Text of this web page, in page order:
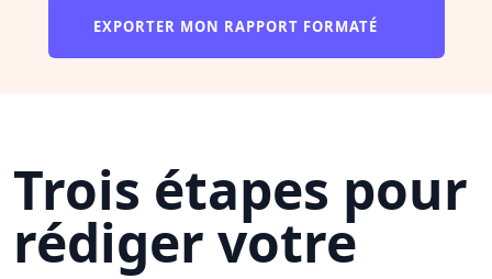
EXPORTER MON RAPPORT FORMATÉ
Trois étapes pour
rédiger votre